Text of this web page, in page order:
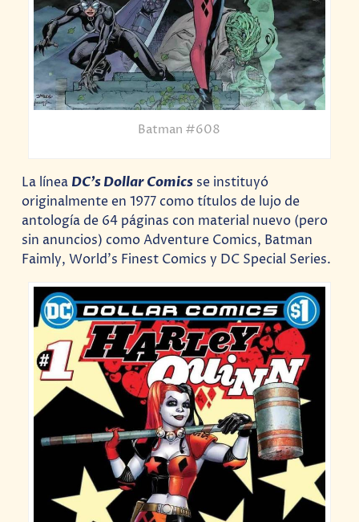
Batman #608
La línea DC’s Dollar Comics se instituyó
originalmente en 1977 como títulos de lujo de
antología de 64 páginas con material nuevo (pero
sin anuncios) como Adventure Comics, Batman
Faimly, World’s Finest Comics y DC Special Series.